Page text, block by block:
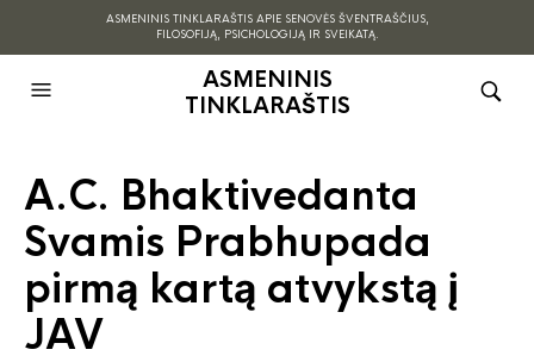
ASMENINIS TINKLARAŠTIS APIE SENOVĖS ŠVENTRAŠČIUS,
FILOSOFIJĄ, PSICHOLOGIJĄ IR SVEIKATĄ.
ASMENINIS
TINKLARAŠTIS
A.C. Bhaktivedanta
Svamis Prabhupada
pirmą kartą atvykstą į
JAV